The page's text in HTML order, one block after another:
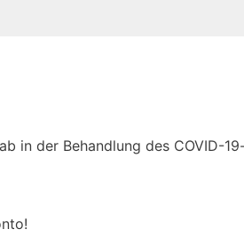
in der Behandlung des COVID-